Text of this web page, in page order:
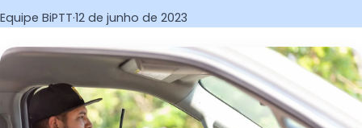
Equipe BiPTT·12 de junho de 2023